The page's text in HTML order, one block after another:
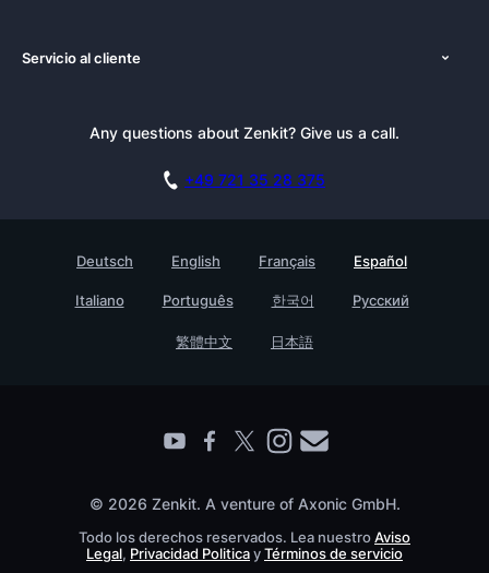
Alternativas
Reserva una demo
Prensa
Academia
Empresa
Find a Partner
Servicio al cliente
Boletín informativo
Any questions about Zenkit? Give us a call.
+49 721 35 28 375
Deutsch English Français Español
Italiano Português 한국어 Русский
繁體中文 日本語
© 2026 Zenkit. A venture of Axonic GmbH.
Todo los derechos reservados. Lea nuestroAviso
Legal, Privacidad PoliticayTérminos de servicio